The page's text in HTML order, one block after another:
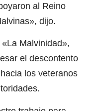
al Reino
dijo.
Malvinidad»,
el descontento
los veteranos